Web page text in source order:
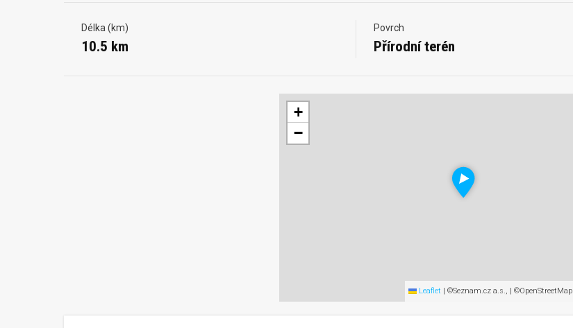
Délka (km)
10.5 km
Povrch
Přírodní terén
+
−
Leaflet | ©Seznam.cz a.s., | ©OpenStreetMap